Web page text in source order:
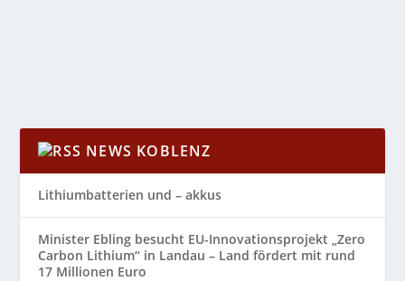
NEWS KOBLENZ
Lithiumbatterien und – akkus
Minister Ebling besucht EU-Innovationsprojekt „Zero
Carbon Lithium“ in Landau – Land fördert mit rund
17 Millionen Euro